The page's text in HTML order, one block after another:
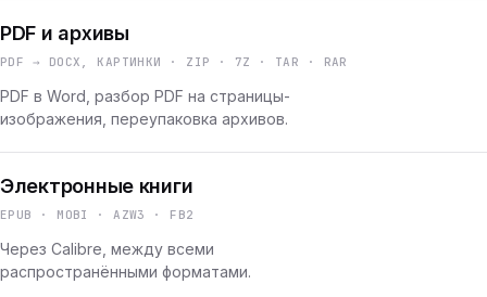
PDF и архивы
PDF → DOCX, КАРТИНКИ · ZIP · 7Z · TAR · RAR
PDF в Word, разбор PDF на страницы-
изображения, переупаковка архивов.
Электронные книги
EPUB · MOBI · AZW3 · FB2
Через Calibre, между всеми
распространёнными форматами.